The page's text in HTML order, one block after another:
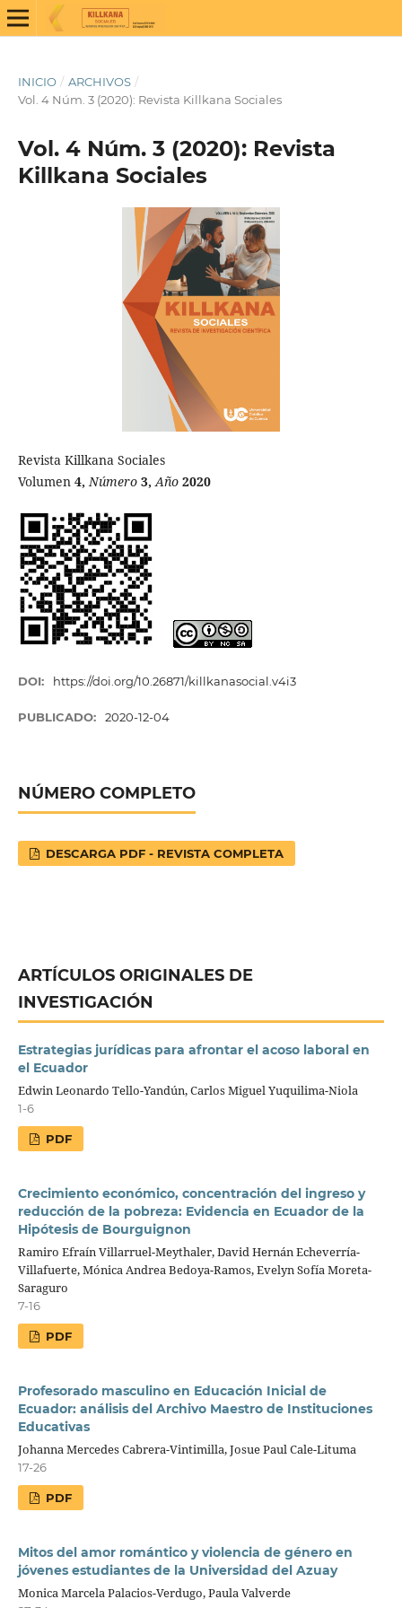
INICIO / ARCHIVOS /
Vol. 4 Núm. 3 (2020): Revista Killkana Sociales
Vol. 4 Núm. 3 (2020): Revista
Killkana Sociales
Revista Killkana Sociales
Volumen 4,Número 3,Año 2020
DOI: https://doi.org/10.26871/killkanasocial.v4i3
PUBLICADO: 2020-12-04
NÚMERO COMPLETO
DESCARGA PDF - REVISTA COMPLETA
ARTÍCULOS ORIGINALES DE
INVESTIGACIÓN
Estrategias jurídicas para afrontar el acoso laboral en
el Ecuador
Edwin Leonardo Tello-Yandún, Carlos Miguel Yuquilima-Niola
1-6
PDF
Crecimiento económico, concentración del ingreso y
reducción de la pobreza: Evidencia en Ecuador de la
Hipótesis de Bourguignon
Ramiro Efraín Villarruel-Meythaler, David Hernán Echeverría-
Villafuerte, Mónica Andrea Bedoya-Ramos, Evelyn Sofía Moreta-
Saraguro
7-16
PDF
Profesorado masculino en Educación Inicial de
Ecuador: análisis del Archivo Maestro de Instituciones
Educativas
Johanna Mercedes Cabrera-Vintimilla, Josue Paul Cale-Lituma
17-26
PDF
Mitos del amor romántico y violencia de género en
jóvenes estudiantes de la Universidad del Azuay
Monica Marcela Palacios-Verdugo, Paula Valverde